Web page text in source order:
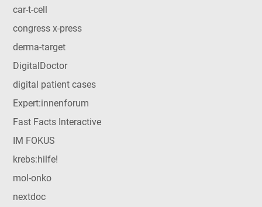
car-t-cell
congress x-press
derma-target
DigitalDoctor
digital patient cases
Expert:innenforum
Fast Facts Interactive
IM FOKUS
krebs:hilfe!
mol-onko
nextdoc